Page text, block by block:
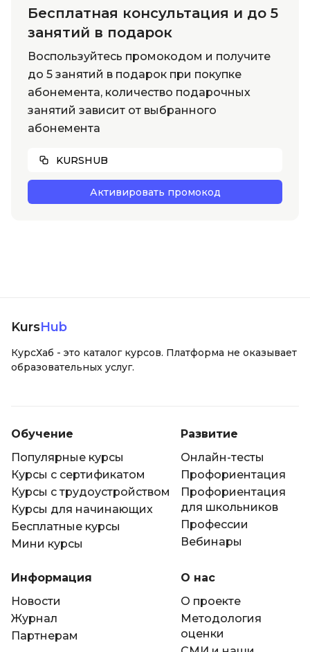
Бесплатная консультация и до 5
занятий в подарок
Воспользуйтесь промокодом и получите
до 5 занятий в подарок при покупке
абонемента, количество подарочных
занятий зависит от выбранного
абонемента
Активировать промокод
KURSHUB
KursHub
КурсХаб - это каталог курсов. Платформа не оказывает
образовательных услуг.
Обучение
Популярные курсы
Курсы с сертификатом
Курсы с трудоустройством
Курсы для начинающих
Бесплатные курсы
Мини курсы
Развитие
Онлайн-тесты
Профориентация
Профориентация
для школьников
Профессии
Вебинары
Информация
Новости
Журнал
Партнерам
О нас
О проекте
Методология
оценки